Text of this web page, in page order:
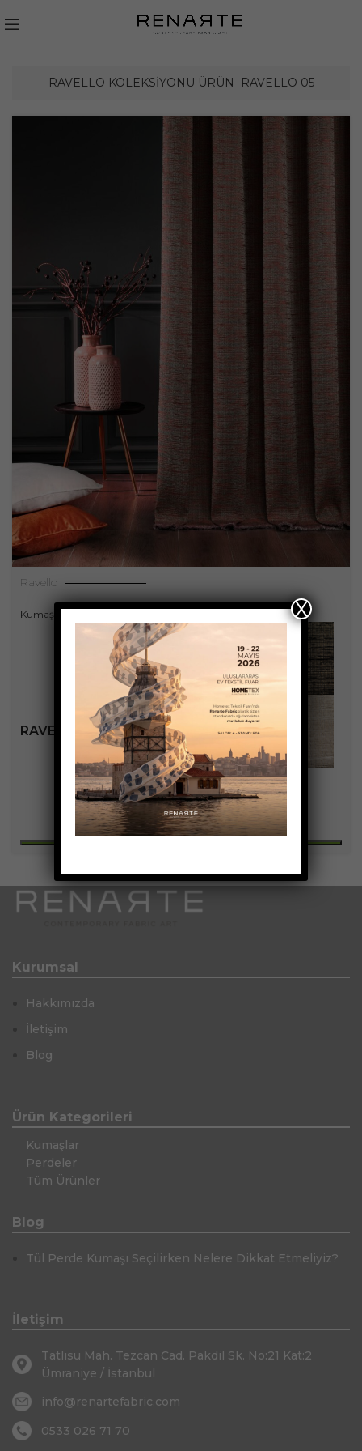
RAVELLO KOLEKSIYONU ÜRÜN RAVELLO 05
Ravello
Kumaşlar
RAVELLO KOLEKSIYONU
+2
Kurumsal
Hakkımızda
İletişim
Blog
Ürün Kategorileri
Kumaşlar
Perdeler
Tüm Ürünler
Blog
Tül Perde Kumaşı Seçilirken Nelere Dikkat Etmeliyiz?
İletişim
Tatlısu Mah. Tezcan Cad. Pakdil Sk. No:21 Kat:2
Ümraniye / İstanbul
info@renartefabric.com
0533 026 71 70
X